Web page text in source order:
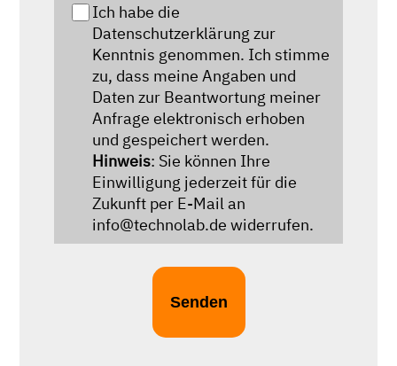
Ich habe die
Datenschutzerklärung zur
Kenntnis genommen. Ich stimme
zu, dass meine Angaben und
Daten zur Beantwortung meiner
Anfrage elektronisch erhoben
und gespeichert werden.
Hinweis: Sie können Ihre
Einwilligung jederzeit für die
Zukunft per E-Mail an
info@technolab.de widerrufen.